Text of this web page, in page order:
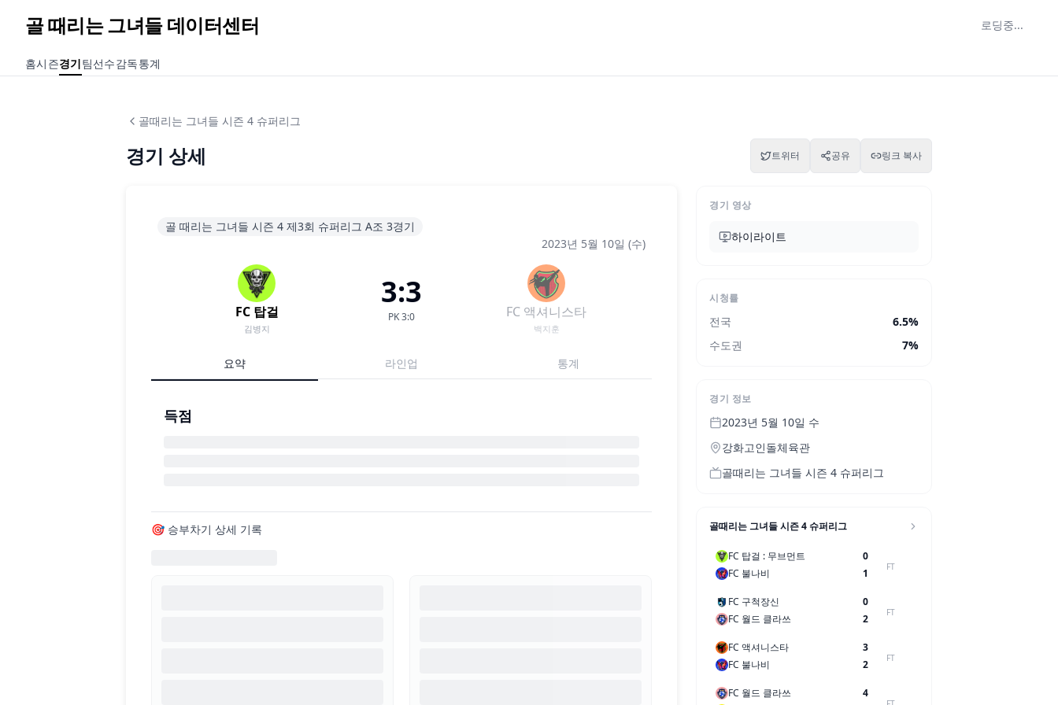
골 때리는 그녀들 데이터센터 로딩중...
홈시즌경기팀선수감독통계
골때리는 그녀들 시즌 4 슈퍼리그
경기 상세 트위터 공유 링크 복사
골 때리는 그녀들 시즌 4 제3회 슈퍼리그 A조 3경기
2023년 5월 10일 (수)
FC 탑걸
김병지
3:3
PK3:0 FC 액셔니스타
백지훈
요약 라인업 통계
득점
🎯 승부차기 상세 기록
경기 영상
하이라이트
시청률
전국 6.5%
수도권
7%
경기 정보
2023년 5월 10일 수
강화고인돌체육관
골때리는 그녀들 시즌 4 슈퍼리그
골때리는 그녀들 시즌 4 슈퍼리그
FC 탑걸 : 무브먼트
0
FC 불나비
1 FT
FC 구척장신
0
FC 월드 클라쓰
2 FT
FC 액셔니스타
3
FC 불나비
2 FT
FC 월드 클라쓰
4